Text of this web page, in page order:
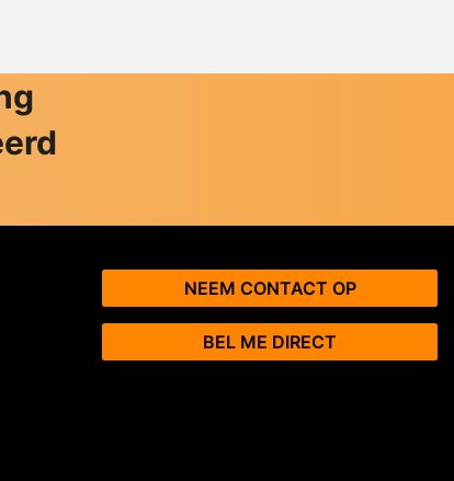
NEEM CONTACT OP
BEL ME DIRECT